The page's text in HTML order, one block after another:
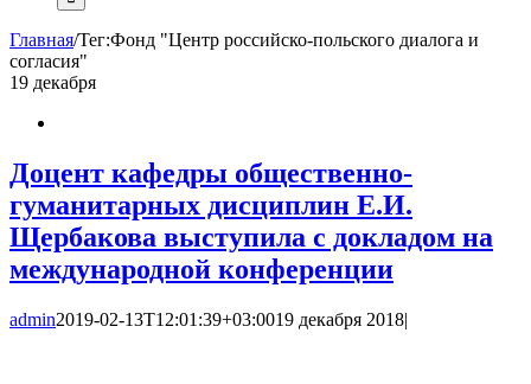
Главная/Тег:Фонд "Центр российско-польского диалога и
согласия"
19 декабря
Доцент кафедры общественно-
гуманитарных дисциплин Е.И.
Щербакова выступила с докладом на
международной конференции
admin2019-02-13T12:01:39+03:0019 декабря 2018|